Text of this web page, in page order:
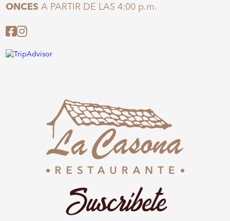
ONCES A PARTIR DE LAS 4:00 p.m.
Suscríbete